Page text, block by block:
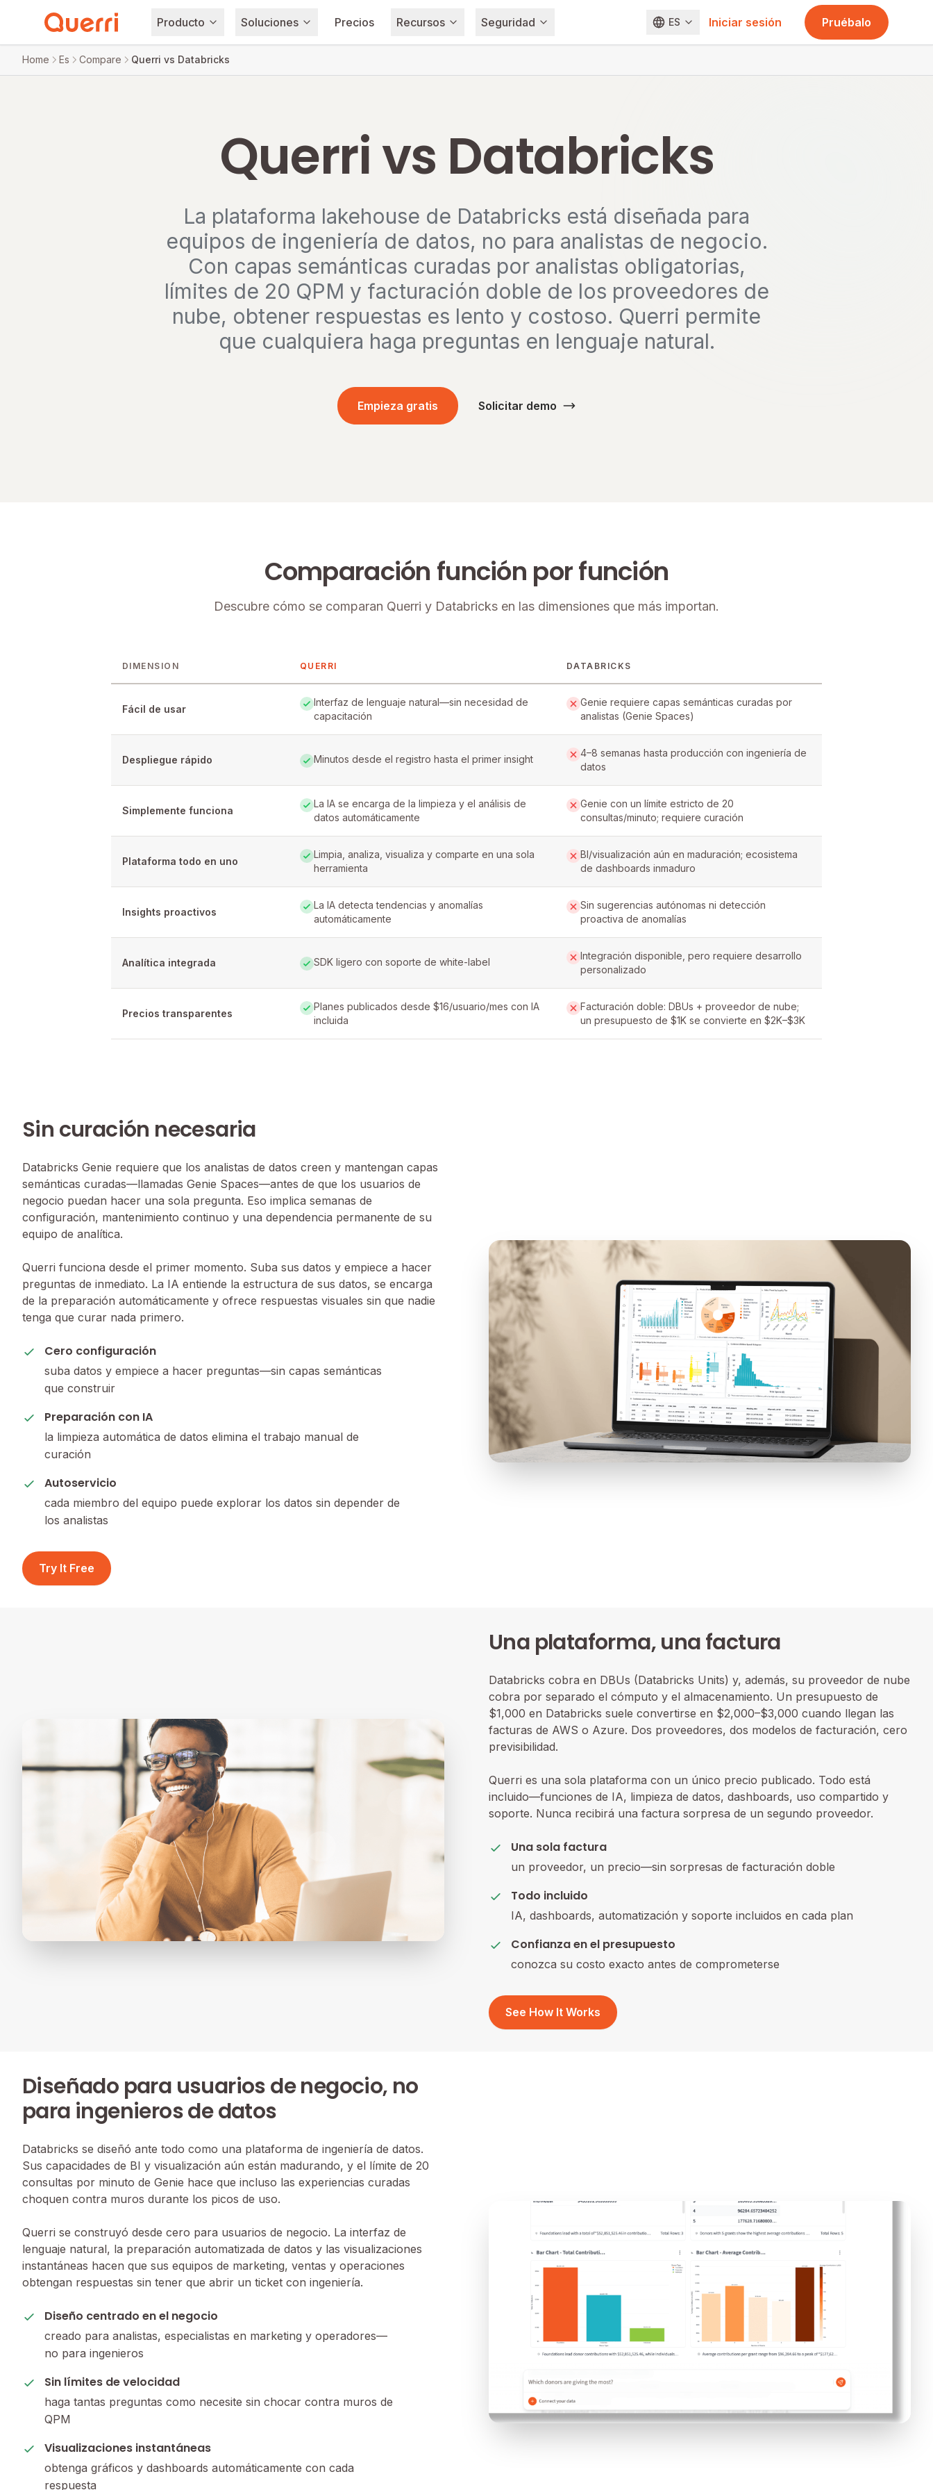
Skip to content
Producto Soluciones Precios Recursos Seguridad ES Iniciar sesión Pruébalo
Home Es Compare Querri vs Databricks
Querri vs Databricks
La plataforma lakehouse de Databricks está diseñada para
equipos de ingeniería de datos, no para analistas de negocio.
Con capas semánticas curadas por analistas obligatorias,
límites de 20 QPM y facturación doble de los proveedores de
nube, obtener respuestas es lento y costoso. Querri permite
que cualquiera haga preguntas en lenguaje natural.
Empieza gratis Solicitar demo
Comparación función por función
Descubre cómo se comparan Querri y Databricks en las dimensiones que más importan.
DIMENSION QUERRI DATABRICKS
Fácil de usar
Interfaz de lenguaje natural—sin necesidad de
capacitación
Genie requiere capas semánticas curadas por
analistas (Genie Spaces)
Despliegue rápido Minutos desde el registro hasta el primer insight
4–8 semanas hasta producción con ingeniería de
datos
Simplemente funciona
La IA se encarga de la limpieza y el análisis de
datos automáticamente
Genie con un límite estricto de 20
consultas/minuto; requiere curación
Plataforma todo en uno
Limpia, analiza, visualiza y comparte en una sola
herramienta
BI/visualización aún en maduración; ecosistema
de dashboards inmaduro
Insights proactivos
La IA detecta tendencias y anomalías
automáticamente
Sin sugerencias autónomas ni detección
proactiva de anomalías
Analítica integrada SDK ligero con soporte de white-label
Integración disponible, pero requiere desarrollo
personalizado
Precios transparentes
Planes publicados desde $16/usuario/mes con IA
incluida
Facturación doble: DBUs + proveedor de nube;
un presupuesto de $1K se convierte en $2K–$3K
Sin curación necesaria
Databricks Genie requiere que los analistas de datos creen y mantengan capas
semánticas curadas—llamadas Genie Spaces—antes de que los usuarios de
negocio puedan hacer una sola pregunta. Eso implica semanas de
configuración, mantenimiento continuo y una dependencia permanente de su
equipo de analítica.
Querri funciona desde el primer momento. Suba sus datos y empiece a hacer
preguntas de inmediato. La IA entiende la estructura de sus datos, se encarga
de la preparación automáticamente y ofrece respuestas visuales sin que nadie
tenga que curar nada primero.
Cero configuración
suba datos y empiece a hacer preguntas—sin capas semánticas
que construir
Preparación con IA
la limpieza automática de datos elimina el trabajo manual de
curación
Autoservicio
cada miembro del equipo puede explorar los datos sin depender de
los analistas
Try It Free
Una plataforma, una factura
Databricks cobra en DBUs (Databricks Units) y, además, su proveedor de nube
cobra por separado el cómputo y el almacenamiento. Un presupuesto de
$1,000 en Databricks suele convertirse en $2,000–$3,000 cuando llegan las
facturas de AWS o Azure. Dos proveedores, dos modelos de facturación, cero
previsibilidad.
Querri es una sola plataforma con un único precio publicado. Todo está
incluido—funciones de IA, limpieza de datos, dashboards, uso compartido y
soporte. Nunca recibirá una factura sorpresa de un segundo proveedor.
Una sola factura
un proveedor, un precio—sin sorpresas de facturación doble
Todo incluido
IA, dashboards, automatización y soporte incluidos en cada plan
Confianza en el presupuesto
conozca su costo exacto antes de comprometerse
See How It Works
Diseñado para usuarios de negocio, no
para ingenieros de datos
Databricks se diseñó ante todo como una plataforma de ingeniería de datos.
Sus capacidades de BI y visualización aún están madurando, y el límite de 20
consultas por minuto de Genie hace que incluso las experiencias curadas
choquen contra muros durante los picos de uso.
Querri se construyó desde cero para usuarios de negocio. La interfaz de
lenguaje natural, la preparación automatizada de datos y las visualizaciones
instantáneas hacen que sus equipos de marketing, ventas y operaciones
obtengan respuestas sin tener que abrir un ticket con ingeniería.
Diseño centrado en el negocio
creado para analistas, especialistas en marketing y operadores—
no para ingenieros
Sin límites de velocidad
haga tantas preguntas como necesite sin chocar contra muros de
QPM
Visualizaciones instantáneas
obtenga gráficos y dashboards automáticamente con cada
respuesta